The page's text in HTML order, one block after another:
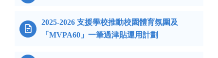

2025-2026 支援學校推動校園體育氛圍及
「MVPA60」一筆過津貼運用計劃